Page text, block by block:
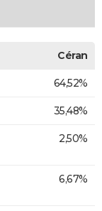
Céran
64,52%
35,48%
2,50%
6,67%